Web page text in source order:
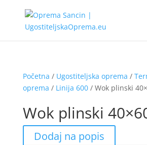
Početna / Ugostiteljska oprema /
oprema / Linija 600/ Wok plinski
Wok plinski
Dodaj na popis